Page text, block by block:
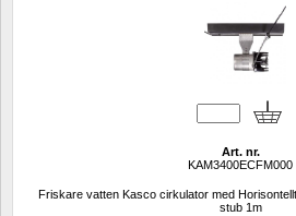
Art. nr.
KAM3400ECFM000
Friskare vatten Kasco cirkulator med
stub 1m